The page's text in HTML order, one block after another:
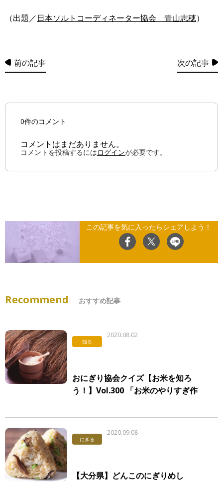
（出題／日本ソルトコーディネーター協会 青山志穂）
前の記事 次の記事
0件のコメント
コメントはまだありません。
コメントを投稿するにはログインが必要です。
この記事を気に入ったらシェアしよう！
Recommend おすすめ記事
知る
2020.08.02
おにぎり協会クイズ【お米を知ろ
う！】Vol.300 「お米のやりすぎ作
にぎる
2020.09.08
【大分県】どんこのにぎりめし